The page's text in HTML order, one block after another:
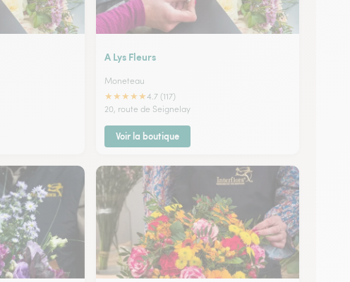
A Lys Fleurs
Moneteau
★★★★★4.7 (117)
20, route de Seignelay
Voir la boutique